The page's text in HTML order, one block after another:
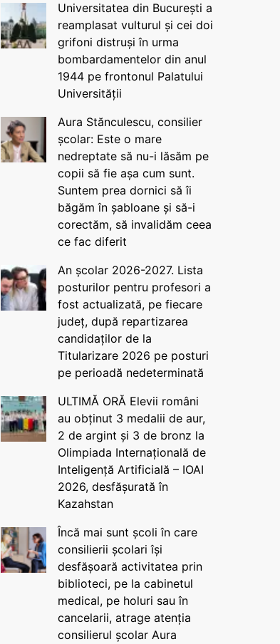
Universitatea din București a
reamplasat vulturul și cei doi
grifoni distruși în urma
bombardamentelor din anul
1944 pe frontonul Palatului
Universității
Aura Stănculescu, consilier
școlar: Este o mare
nedreptate să nu-i lăsăm pe
copii să fie așa cum sunt.
Suntem prea dornici să îi
băgăm în șabloane și să-i
corectăm, să invalidăm ceea
ce fac diferit
An școlar 2026-2027. Lista
posturilor pentru profesori a
fost actualizată, pe fiecare
județ, după repartizarea
candidaților de la
Titularizare 2026 pe posturi
pe perioadă nedeterminată
ULTIMĂ ORĂ Elevii români
au obținut 3 medalii de aur,
2 de argint și 3 de bronz la
Olimpiada Internațională de
Inteligență Artificială – IOAI
2026, desfășurată în
Kazahstan
Încă mai sunt școli în care
consilierii școlari își
desfășoară activitatea prin
biblioteci, pe la cabinetul
medical, pe holuri sau în
cancelarii, atrage atenția
consilierul școlar Aura